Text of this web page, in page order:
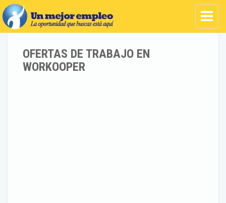
OFERTAS DE TRABAJO EN
WORKOOPER